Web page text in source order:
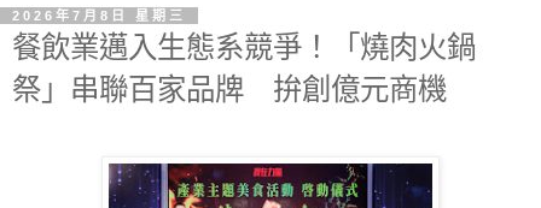
2026年7月8日 星期三
餐飲業邁入生態系競爭！「燒肉火鍋
祭」串聯百家品牌 拚創億元商機